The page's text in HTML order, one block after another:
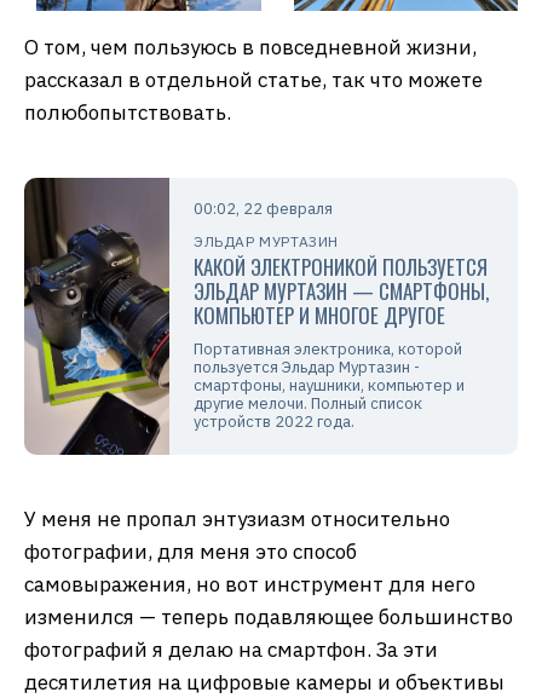
О том, чем пользуюсь в повседневной жизни,
рассказал в отдельной статье, так что можете
полюбопытствовать.
00:02, 22 февраля
ЭЛЬДАР МУРТАЗИН
КАКОЙ ЭЛЕКТРОНИКОЙ ПОЛЬЗУЕТСЯ
ЭЛЬДАР МУРТАЗИН — СМАРТФОНЫ,
КОМПЬЮТЕР И МНОГОЕ ДРУГОЕ
Портативная электроника, которой
пользуется Эльдар Муртазин -
смартфоны, наушники, компьютер и
другие мелочи. Полный список
устройств 2022 года.
У меня не пропал энтузиазм относительно
фотографии, для меня это способ
самовыражения, но вот инструмент для него
изменился — теперь подавляющее большинство
фотографий я делаю на смартфон. За эти
десятилетия на цифровые камеры и объективы